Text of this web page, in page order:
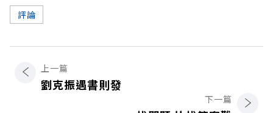
評論
上一篇
劉克振遇書則發
下一篇